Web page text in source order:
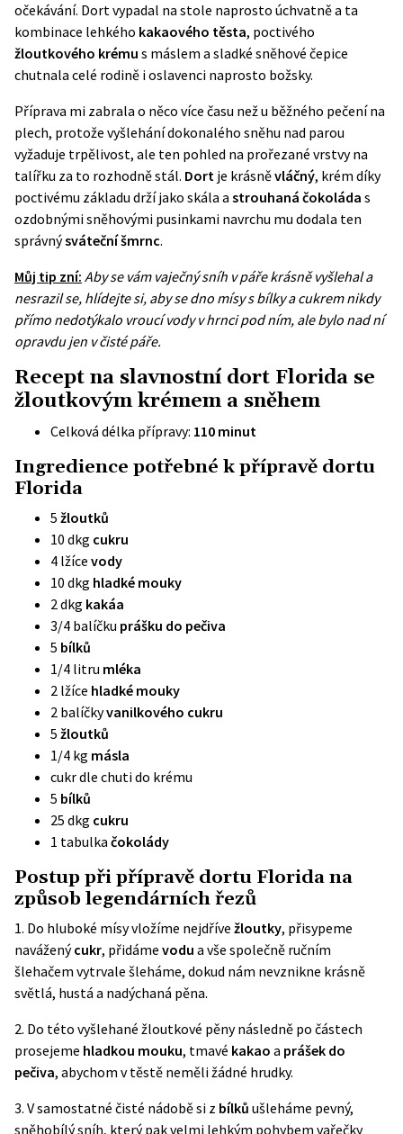
očekávání. Dort vypadal na stole naprosto úchvatně a ta
kombinace lehkého kakaového těsta, poctivého
žloutkového krému s máslem a sladké sněhové čepice
chutnala celé rodině i oslavenci naprosto božsky.
Příprava mi zabrala o něco více času než u běžného pečení na
plech, protože vyšlehání dokonalého sněhu nad parou
vyžaduje trpělivost, ale ten pohled na prořezané vrstvy na
talířku za to rozhodně stál. Dort je krásněvláčný, krém díky
poctivému základu drží jako skála a strouhaná čokoláda s
ozdobnými sněhovými pusinkami navrchu mu dodala ten
správnýsváteční šmrnc.
Můj tip zní: Aby se vám vaječný sníh v páře krásně vyšlehal a
nesrazil se, hlídejte si, aby se dno mísy s bílky a cukrem nikdy
přímo nedotýkalo vroucí vody v hrnci pod ním, ale bylo nad ní
opravdu jen v čisté páře.
Recept na slavnostní dort Florida se
žloutkovým krémem a sněhem
Celková délka přípravy: 110 minut
Ingredience potřebné k přípravě dortu
Florida
5 žloutků
10 dkg cukru
4 lžíce vody
10 dkg hladké mouky
2 dkg kakáa
3/4 balíčku prášku do pečiva
5 bílků
1/4 litru mléka
2 lžíce hladké mouky
2 balíčkyvanilkového cukru
5 žloutků
1/4 kg másla
cukr dle chuti do krému
5 bílků
25 dkg cukru
1 tabulka čokolády
Postup při přípravě dortu Florida na
způsob legendárních řezů
1. Do hluboké mísy vložíme nejdříve žloutky, přisypeme
naváženýcukr, přidáme vodu a vše společně ručním
šlehačem vytrvale šleháme, dokud nám nevznikne krásně
světlá, hustá a nadýchaná pěna.
2. Do této vyšlehané žloutkové pěny následně po částech
prosejeme hladkou mouku, tmavé kakao a prášek do
pečiva, abychom v těstě neměli žádné hrudky.
3. V samostatné čisté nádobě si z bílků ušleháme pevný,
sněhobílý sníh, který pak velmi lehkým pohybem vařečky